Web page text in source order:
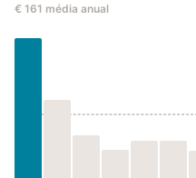
€ 161 média anual